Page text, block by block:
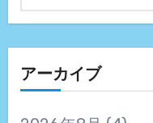
アーカイブ